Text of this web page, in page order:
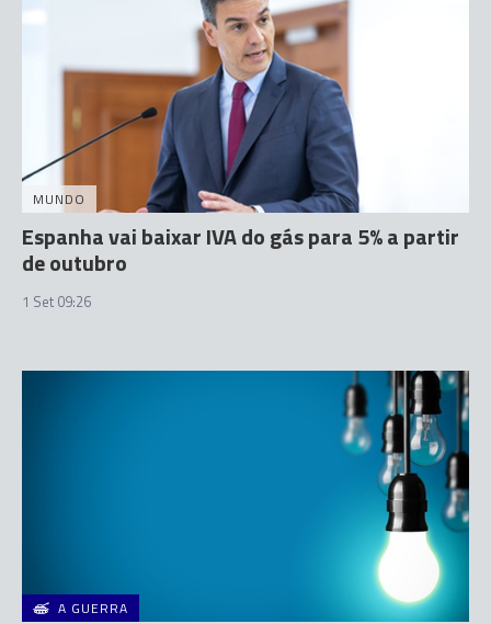
MUNDO
Espanha vai baixar IVA do gás para 5% a partir
de outubro
1 Set 09:26
A GUERRA